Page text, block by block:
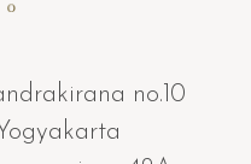
no.10